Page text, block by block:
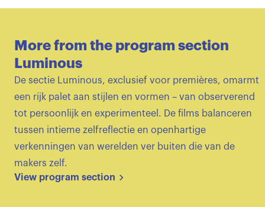
More from the program section
Luminous
De sectie Luminous, exclusief voor premières, omarmt
een rijk palet aan stijlen en vormen – van observerend
tot persoonlijk en experimenteel. De films balanceren
tussen intieme zelfreflectie en openhartige
verkenningen van werelden ver buiten die van de
makers zelf.
View program section